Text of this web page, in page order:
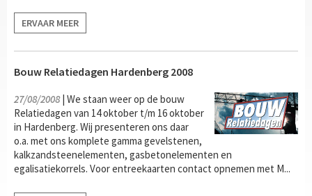
ERVAAR MEER
Bouw Relatiedagen Hardenberg 2008
27/08/2008| We staan weer op de bouw
Relatiedagen van 14 oktober t/m 16 oktober
in Hardenberg. Wij presenteren ons daar
o.a. met ons komplete gamma gevelstenen,
kalkzandsteenelementen, gasbetonelementen en
egalisatiekorrels. Voor entreekaarten contact opnemen met M...